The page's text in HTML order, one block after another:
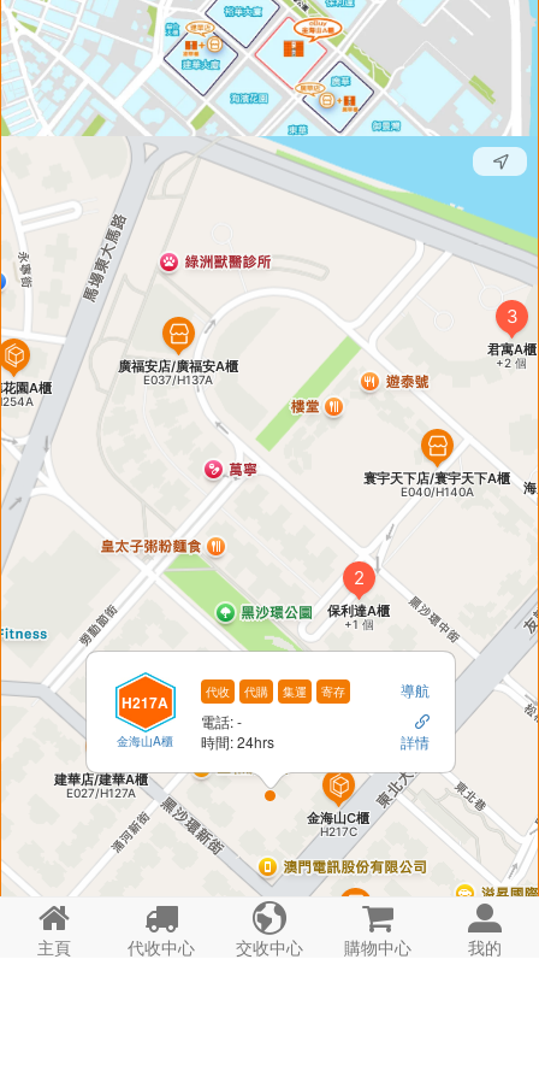

主頁

代收中心

交收中心

購物中心

我的
H217A
金海山A櫃
代收 代購 集運 寄存
導航
電話: -

時間: 24hrs 詳情